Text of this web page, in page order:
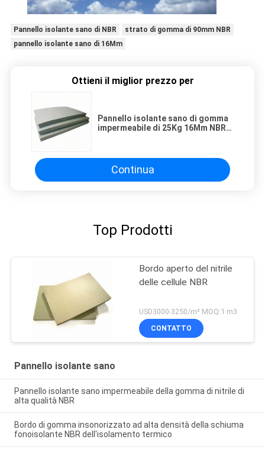
Pannello isolante sano di NBR
strato di gomma di 90mm NBR
pannello isolante sano di 16Mm
Ottieni il miglior prezzo per
Pannello isolante sano di gomma
impermeabile di 25Kg 16Mm NBR
Continua
Top Prodotti
Bordo aperto del nitrile
delle cellule NBR
USD3000-3250/m³ MOQ:1 m3
CONTATTO
Pannello isolante sano
Pannello isolante sano impermeabile della gomma di nitrile di
alta qualità NBR
Bordo di gomma insonorizzato ad alta densità della schiuma
fonoisolante NBR dell'isolamento termico